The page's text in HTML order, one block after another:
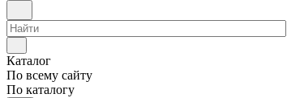
Каталог
По всему сайту
По каталогу